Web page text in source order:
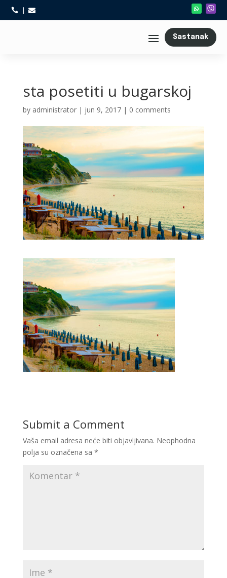
 
Sastanak
sta posetiti u bugarskoj
by administrator| jun 9, 2017| 0 comments
Submit a Comment
Vaša email adresa neće biti objavljivana. Neophodna
polja su označena sa *